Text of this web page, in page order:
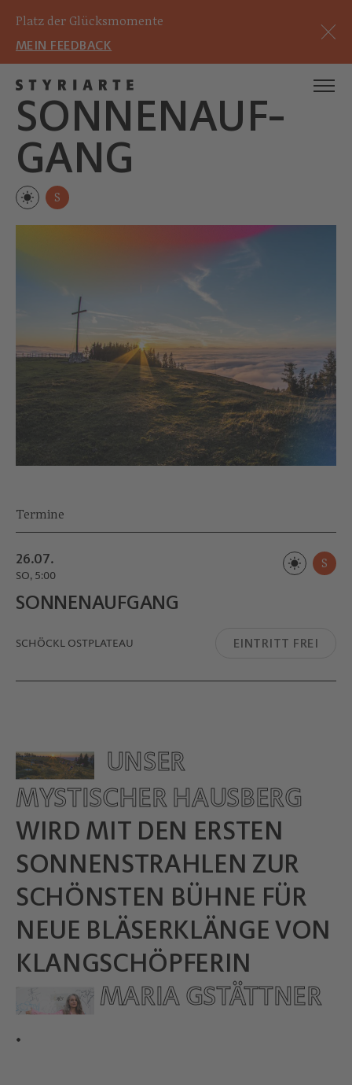
Platz der Glücksmomente
MEIN FEEDBACK
SONNENAUF­
GANG
S
Termine
26.07.
SO, 5:00
S
SONNENAUFGANG
SCHÖCKL OSTPLATEAU EINTRITT FREI
UNSER
MYSTISCHER HAUSBERG
WIRD MIT DEN ERSTEN
SONNENSTRAHLEN ZUR
SCHÖNSTEN BÜHNE FÜR
NEUE BLÄSERKLÄNGE VON
KLANGSCHÖPFERIN
MARIA GSTÄTTNER
.